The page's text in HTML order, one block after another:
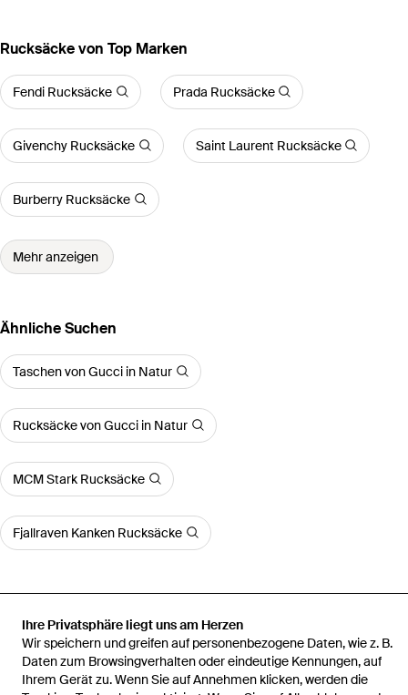
Ihre Privatsphäre liegt uns am Herzen
Wir speichern und greifen auf personenbezogene Daten, wie z. B.
Daten zum Browsingverhalten oder eindeutige Kennungen, auf
Ihrem Gerät zu. Wenn Sie auf Annehmen klicken, werden die
Rucksäcke von Top Marken
Fendi Rucksäcke Prada Rucksäcke
Givenchy Rucksäcke Saint Laurent Rucksäcke
Burberry Rucksäcke
Mehr anzeigen
Ähnliche Suchen
Taschen von Gucci in Natur
Rucksäcke von Gucci in Natur
MCM Stark Rucksäcke
Fjallraven Kanken Rucksäcke
Startseite Herren Rucksäcke Gucci Rucksäcke
Rucksack Gg
Aus Canvas